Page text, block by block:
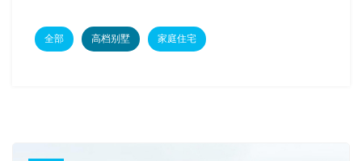
全部 高档别墅 家庭住宅